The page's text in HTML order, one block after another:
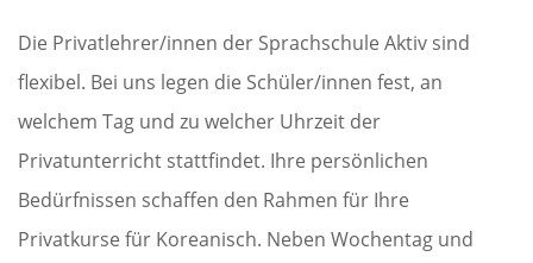
Die Privatlehrer/innen der Sprachschule Aktiv sind
flexibel. Bei uns legen die Schüler/innen fest, an
welchem Tag und zu welcher Uhrzeit der
Privatunterricht stattfindet. Ihre persönlichen
Bedürfnissen schaffen den Rahmen für Ihre
Privatkurse für Koreanisch. Neben Wochentag und